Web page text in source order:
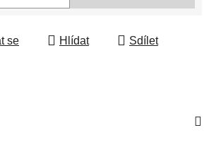
se Hlídat Sdílet